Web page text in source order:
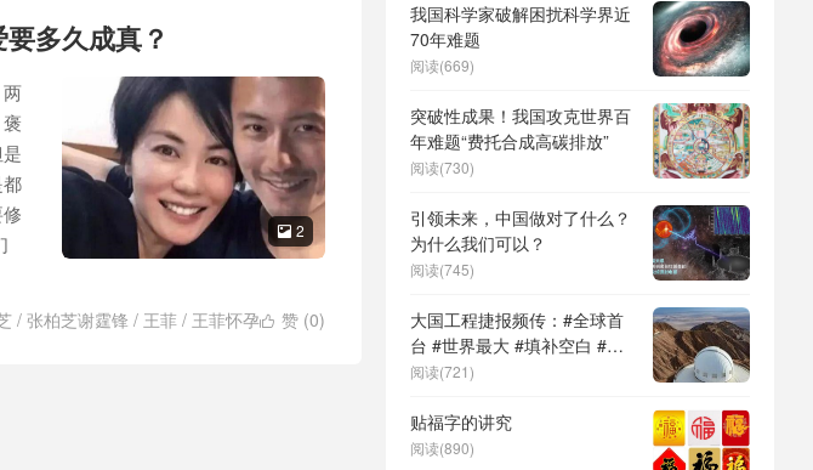
多久成真？
 2
 赞 (0)
/ 张柏芝谢霆锋 / 王菲 / 王菲怀孕
形机器人、苏超、票根经济、
育儿补贴、科学素养、网络生
态治理
我国科学家破解困扰科学界近
70年难题
阅读(669)
突破性成果！我国攻克世界百
年难题“费托合成高碳排放”
阅读(730)
引领未来，中国做对了什么？
为什么我们可以？
阅读(745)
大国工程捷报频传：#全球首
台 #世界最大 #填补空白 #突
破关键节点
阅读(721)
贴福字的讲究
阅读(890)